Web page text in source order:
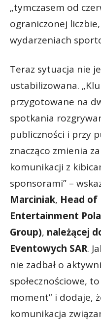
„tymczasem od
ograniczonej
wydarzeniach
Teraz sytuacja nie
ustabilizowana.
przygotowane na
spotkania
publiczności i przy
znacząco zmienia
komunikacji z
sponsorami” –
Marciniak, Head of
Entertainment
Group), należącej
Eventowych SAR.
nie zadbał o
społecznościowe,
moment” i dodaje,
komunikacja